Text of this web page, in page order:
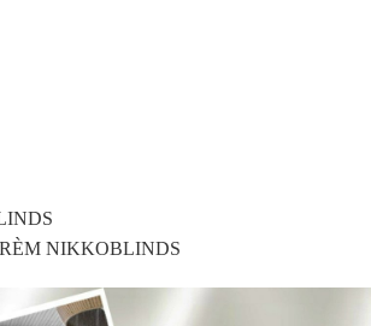
NIKKOBLINDS